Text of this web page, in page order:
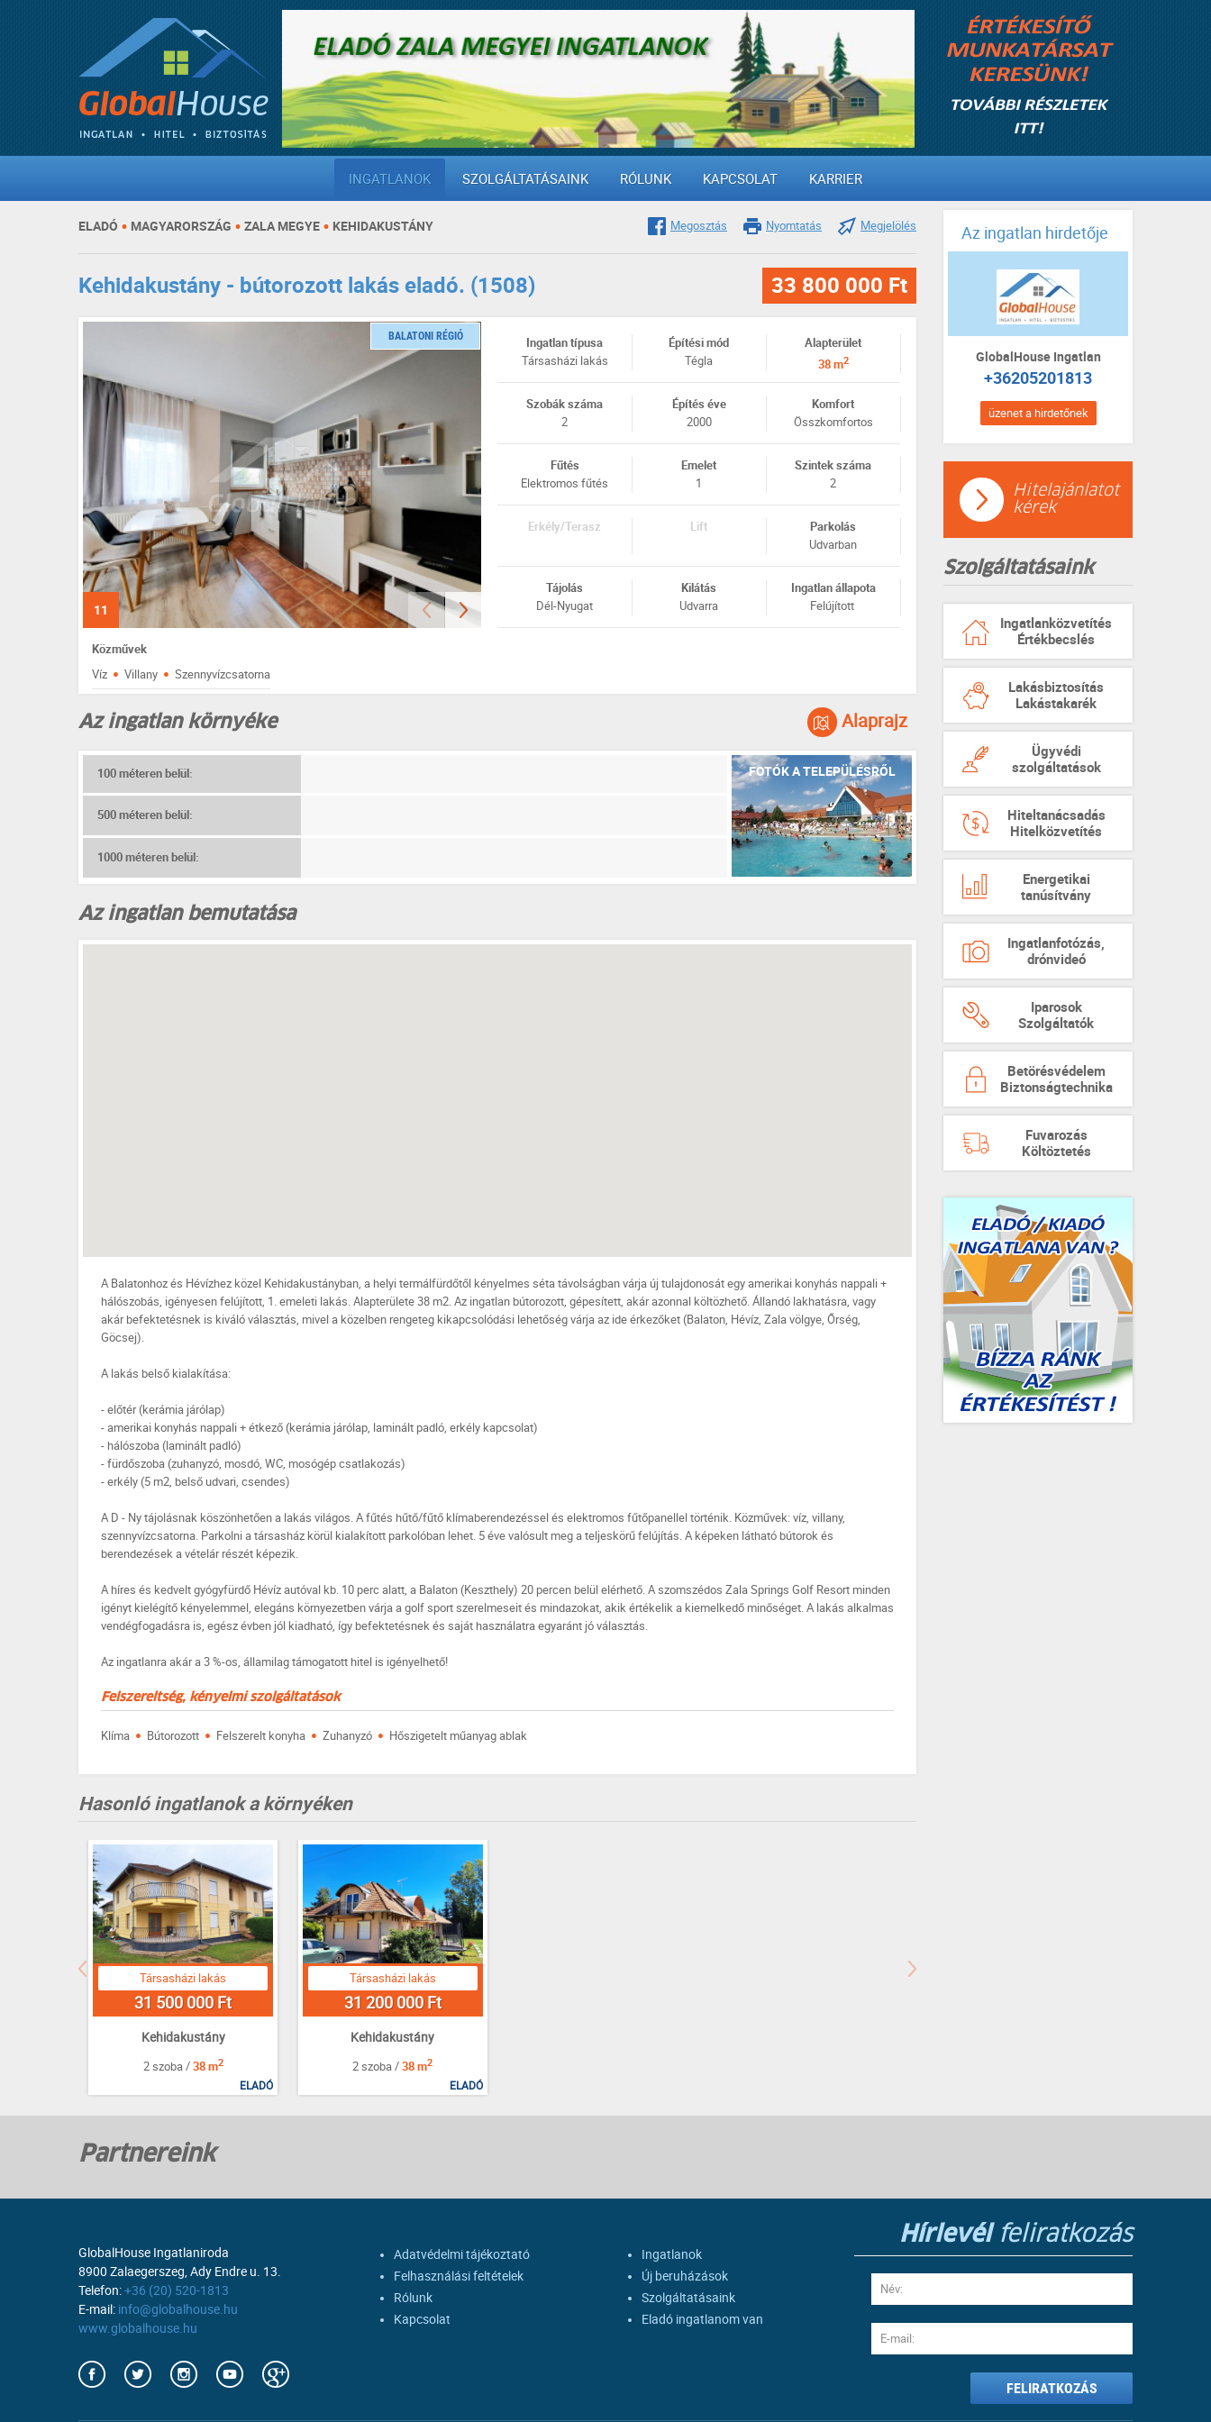
INGATLANOK SZOLGÁLTATÁSAINK RÓLUNK KAPCSOLAT KARRIER
ELADÓ • MAGYARORSZÁG • ZALA MEGYE • KEHIDAKUSTÁNY Megosztás Nyomtatás Megjelölés
Kehidakustány - bútorozott lakás eladó. (1508) 33 800 000 Ft
BALATONI RÉGIÓ
11
Közművek
Víz · Villany · Szennyvízcsatorna
Ingatlan típusa
Társasházi lakás
Építési mód
Tégla
Alapterület
38 m2
Szobák száma
2
Építés éve
2000
Komfort
Összkomfortos
Fűtés
Elektromos fűtés
Emelet
1
Szintek száma
2
Erkély/Terasz Lift
Parkolás
Udvarban
Tájolás
Dél-Nyugat
Kilátás
Udvarra
Ingatlan állapota
Felújított
Az ingatlan környéke Alaprajz
100 méteren belül: FOTÓK A TELEPÜLÉSRŐL
500 méteren belül:
1000 méteren belül:
Az ingatlan bemutatása
A Balatonhoz és Hévízhez közel Kehidakustányban, a helyi termálfürdőtől kényelmes séta távolságban várja új tulajdonosát egy amerikai konyhás nappali +
hálószobás, igényesen felújított, 1. emeleti lakás. Alapterülete 38 m2. Az ingatlan bútorozott, gépesített, akár azonnal költözhető. Állandó lakhatásra, vagy
akár befektetésnek is kiváló választás, mivel a közelben rengeteg kikapcsolódási lehetőség várja az ide érkezőket (Balaton, Hévíz, Zala völgye, Őrség,
Göcsej).
A lakás belső kialakítása:
- előtér (kerámia járólap)
- amerikai konyhás nappali + étkező (kerámia járólap, laminált padló, erkély kapcsolat)
- hálószoba (laminált padló)
- fürdőszoba (zuhanyzó, mosdó, WC, mosógép csatlakozás)
- erkély (5 m2, belső udvari, csendes)
A D - Ny tájolásnak köszönhetően a lakás világos. A fűtés hűtő/fűtő klímaberendezéssel és elektromos fűtőpanellel történik. Közművek: víz, villany,
szennyvízcsatorna. Parkolni a társasház körül kialakított parkolóban lehet. 5 éve valósult meg a teljeskörű felújítás. A képeken látható bútorok és
berendezések a vételár részét képezik.
A híres és kedvelt gyógyfürdő Hévíz autóval kb. 10 perc alatt, a Balaton (Keszthely) 20 percen belül elérhető. A szomszédos Zala Springs Golf Resort minden
igényt kielégítő kényelemmel, elegáns környezetben várja a golf sport szerelmeseit és mindazokat, akik értékelik a kiemelkedő minőséget. A lakás alkalmas
vendégfogadásra is, egész évben jól kiadható, így befektetésnek és saját használatra egyaránt jó választás.
Az ingatlanra akár a 3 %-os, államilag támogatott hitel is igényelhető!
Felszereltség, kényelmi szolgáltatások
Klíma · Bútorozott · Felszerelt konyha · Zuhanyzó · Hőszigetelt műanyag ablak
Hasonló ingatlanok a környéken
Társasházi lakás
31 500 000 Ft
Kehidakustány
2 szoba / 38 m2
ELADÓ
Társasházi lakás
31 200 000 Ft
Kehidakustány
2 szoba /38 m2
ELADÓ
Az ingatlan hirdetője
GlobalHouse Ingatlan
+36205201813
üzenet a hirdetőnek
Hitelajánlatot
kérek
Szolgáltatásaink
Ingatlanközvetítés
Értékbecslés
Lakásbiztosítás
Lakástakarék
Ügyvédi
szolgáltatások
Hiteltanácsadás
Hitelközvetítés
Energetikai
tanúsítvány
Ingatlanfotózás,
drónvideó
Iparosok
Szolgáltatók
Betörésvédelem
Biztonságtechnika
Fuvarozás
Költöztetés
Partnereink
GlobalHouse Ingatlaniroda
8900 Zalaegerszeg, Ady Endre u. 13.
Telefon:+36 (20) 520-1813
E-mail: info@globalhouse.hu
www.globalhouse.hu
Adatvédelmi tájékoztató
Felhasználási feltételek
Rólunk
Kapcsolat
Ingatlanok
Új beruházások
Szolgáltatásaink
Eladó ingatlanom van
Hírlevélfeliratkozás
FELIRATKOZÁS